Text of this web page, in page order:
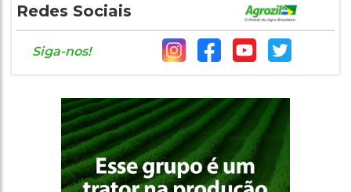
Redes Sociais
Siga-nos!